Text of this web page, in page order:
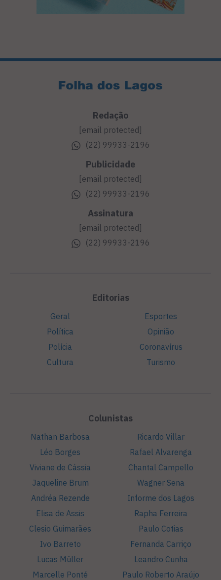
Redação
[email protected]
(22) 99933-2196
Publicidade
[email protected]
(22) 99933-2196
Assinatura
[email protected]
(22) 99933-2196
Editorias
Geral
Política
Polícia
Cultura
Esportes
Opinião
Coronavírus
Turismo
Colunistas
Nathan Barbosa
Léo Borges
Viviane de Cássia
Jaqueline Brum
Andréa Rezende
Elisa de Assis
Clesio Guimarães
Ivo Barreto
Lucas Müller
Marcelle Ponté
Ricardo Villar
Rafael Alvarenga
Chantal Campello
Wagner Sena
Informe dos Lagos
Rapha Ferreira
Paulo Cotias
Fernanda Carriço
Leandro Cunha
Paulo Roberto Araújo